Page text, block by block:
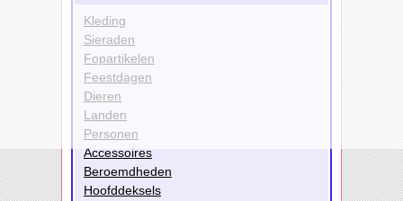
Kleding
Sieraden
Fopartikelen
Feestdagen
Dieren
Landen
Personen
Accessoires
Beroemdheden
Hoofddeksels